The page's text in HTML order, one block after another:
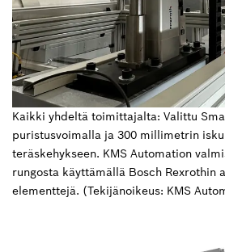
Kaikki yhdeltä toimittajalta: Valittu
puristusvoimalla ja 300 millimetrin
teräskehykseen. KMS Automation
rungosta käyttämällä Bosch
elementtejä. (Tekijänoikeus: KMS